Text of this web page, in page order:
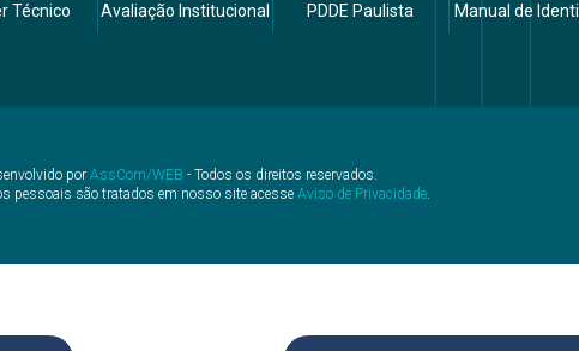
Técnico Avaliação Institucional PDDE Paulista Manual de
por AssCom/WEB - Todos os direitos reservados.
pessoais são tratados em nosso site acesse Aviso de Privacidade